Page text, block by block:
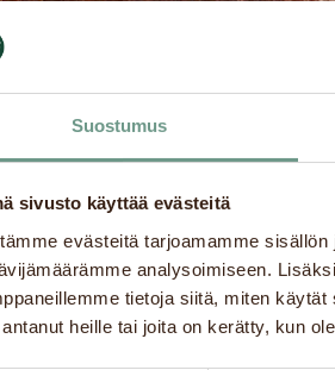
Suostumus
sivusto käyttää evästeitä
evästeitä tarjoamamme
analysoimiseen.
tietoja siitä, miten
heille tai joita on kerätty, kun
Address